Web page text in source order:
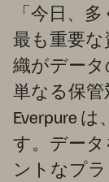
「今日、
最も重要
織がデータ
単なる保管
Everpure
す。デー
ントなプ